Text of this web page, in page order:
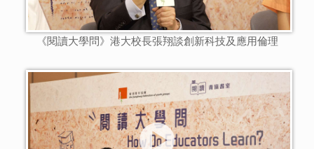
《閱讀大學問》港大校長張翔談創新科技及應用倫理